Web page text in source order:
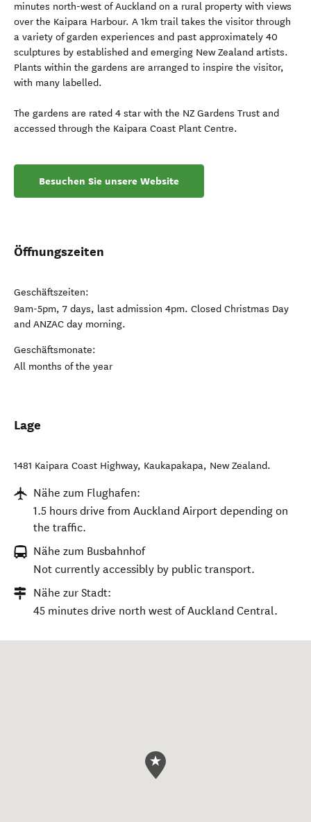
minutes north-west of Auckland on a rural property with views
over the Kaipara Harbour. A 1km trail takes the visitor through
a variety of garden experiences and past approximately 40
sculptures by established and emerging New Zealand artists.
Plants within the gardens are arranged to inspire the visitor,
with many labelled.
The gardens are rated 4 star with the NZ Gardens Trust and
accessed through the Kaipara Coast Plant Centre.
Besuchen Sie unsere Website
Öffnungszeiten
Geschäftszeiten:
9am-5pm, 7 days, last admission 4pm. Closed Christmas Day
and ANZAC day morning.
Geschäftsmonate:
All months of the year
Lage
1481 Kaipara Coast Highway, Kaukapakapa, New Zealand.
Nähe zum Flughafen:
1.5 hours drive from Auckland Airport depending on
the traffic.
Nähe zum Busbahnhof
Not currently accessibly by public transport.
Nähe zur Stadt:
45 minutes drive north west of Auckland Central.